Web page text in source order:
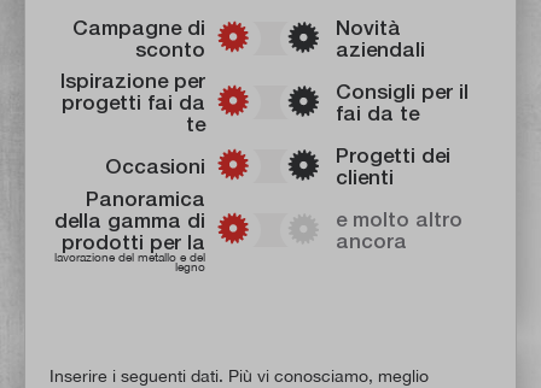
Campagne di
sconto
Novità
aziendali
Ispirazione per
progetti fai da
te
Consigli per il
fai da te
Occasioni
Progetti dei
clienti
Panoramica
della gamma di
prodotti per la
lavorazione del metallo e del
legno
e molto altro
ancora
Inserire i seguenti dati. Più vi conosciamo, meglio